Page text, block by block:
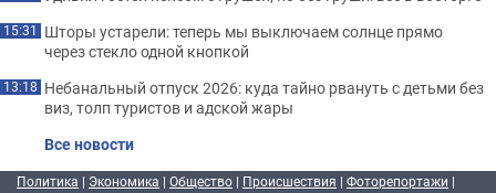
15:31 Шторы устарели: теперь мы выключаем солнце прямо
через стекло одной кнопкой
13:18 Небанальный отпуск 2026: куда тайно рвануть с детьми без
виз, толп туристов и адской жары
Все новости
Политика | Экономика | Общество | Происшествия | Фоторепортажи |